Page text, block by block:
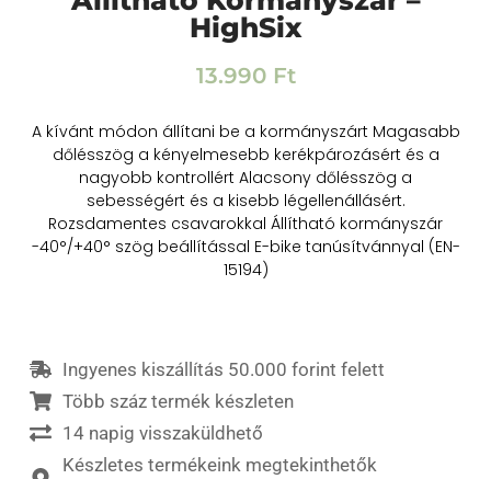
HighSix
13.990 Ft
A kívánt módon állítani be a kormányszárt Magasabb
dőlésszög a kényelmesebb kerékpározásért és a
nagyobb kontrollért Alacsony dőlésszög a
sebességért és a kisebb légellenállásért.
Rozsdamentes csavarokkal Állítható kormányszár
-40°/+40° szög beállítással E-bike tanúsítvánnyal (EN-
15194)
Ingyenes kiszállítás 50.000 forint felett
Több száz termék készleten
14 napig visszaküldhető
Készletes termékeink megtekinthetők